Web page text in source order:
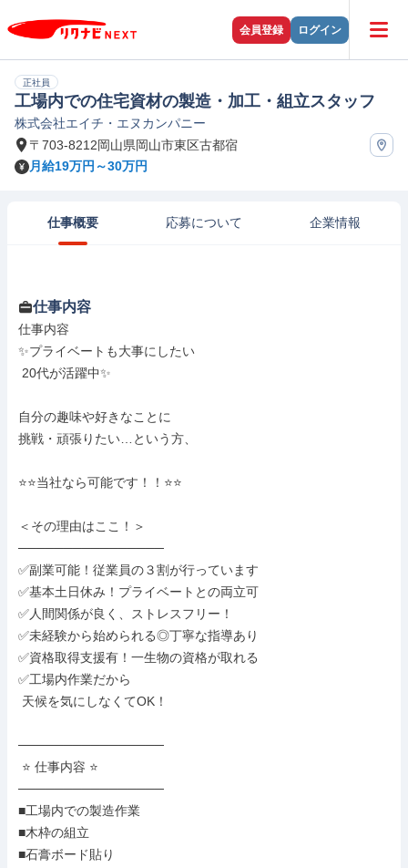
会員登録 ログイン
正社員
工場内での住宅資材の製造・加工・組立スタッフ
株式会社エイチ・エヌカンパニー
〒703-8212岡山県岡山市東区古都宿
月給19万円～30万円
仕事概要 応募について 企業情報
仕事内容
仕事内容
✨プライベートも大事にしたい
自分の趣味や好きなことに
挑戦・頑張りたい…という方、
⭐⭐当社なら可能です！！⭐⭐
＜その理由はここ！＞
────────────────
✅副業可能！従業員の３割が行っています
✅基本土日休み！プライベートとの両立可
✅人間関係が良く、ストレスフリー！
✅未経験から始められる◎丁寧な指導あり
✅資格取得支援有！一生物の資格が取れる
✅工場内作業だから
────────────────
────────────────
■工場内での製造作業
■木枠の組立
■石膏ボード貼り